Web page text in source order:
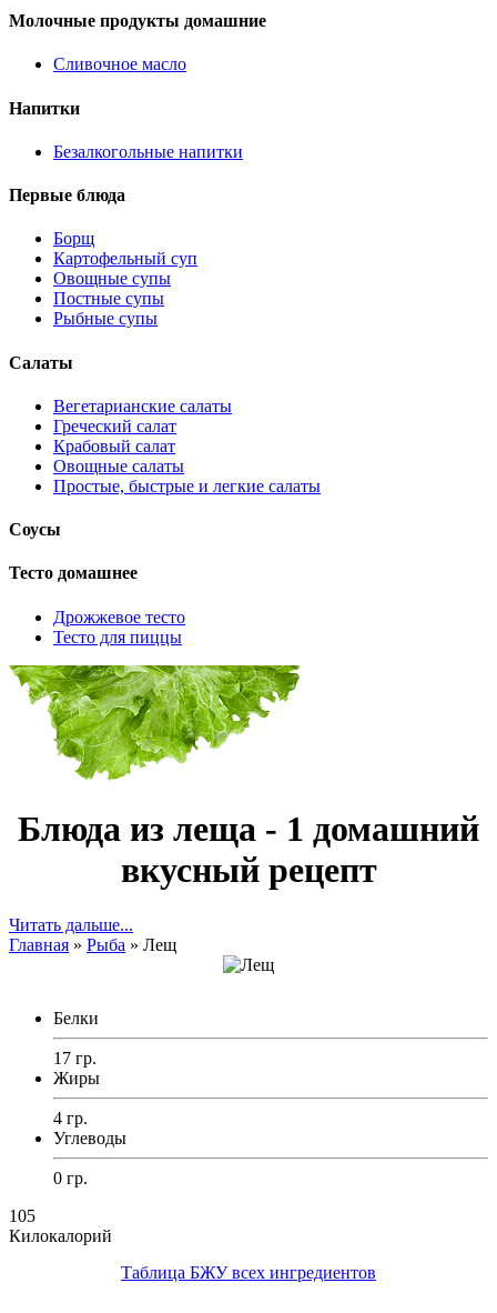
Молочные продукты домашние
Сливочное масло
Напитки
Безалкогольные напитки
Первые блюда
Борщ
Картофельный суп
Овощные супы
Постные супы
Рыбные супы
Салаты
Вегетарианские салаты
Греческий салат
Крабовый салат
Овощные салаты
Простые, быстрые и легкие салаты
Соусы
Тесто домашнее
Дрожжевое тесто
Тесто для пиццы
Блюда из леща - 1 домашний
вкусный рецепт
Читать дальше...
Главная » Рыба » Лещ
Белки
17 гр.
Жиры
4 гр.
Углеводы
0 гр.
105
Килокалорий
Таблица БЖУ всех ингредиентов